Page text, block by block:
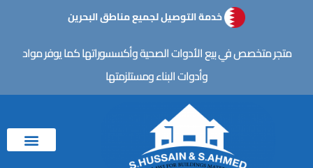
المحتوى
خدمة التوصيل لجميع مناطق البحرين
متجر متخصص في بيع الأدوات الصحية وأكسسوراتها كما يوفر مواد
وأدوات البناء ومستلزمتها